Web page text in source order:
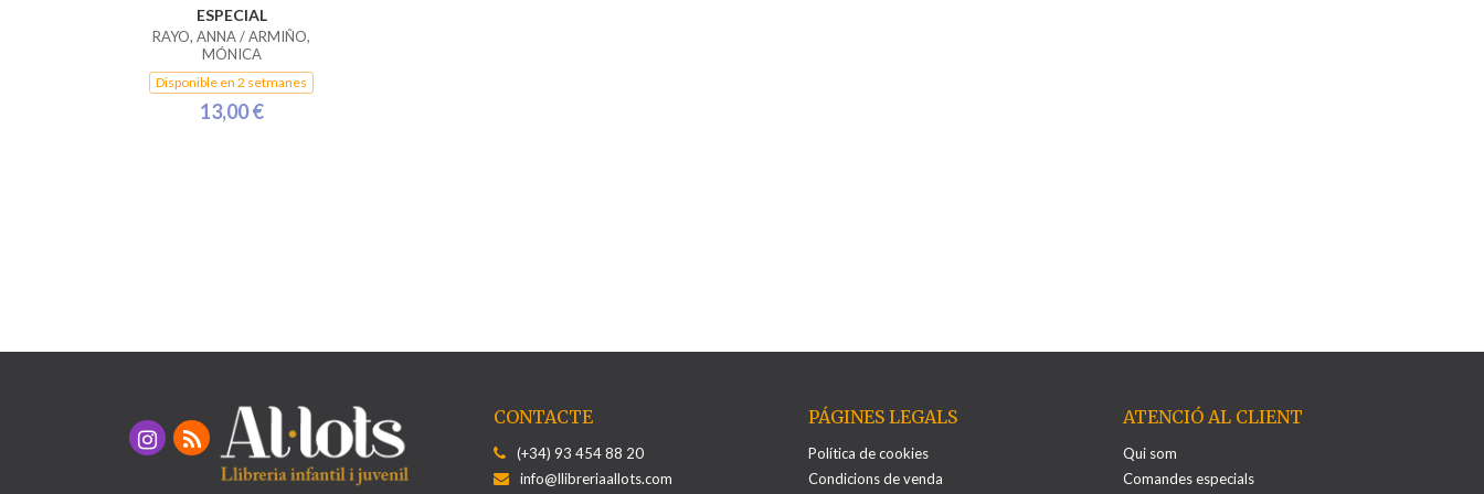
ESPECIAL
RAYO, ANNA / ARMIÑO,
MÓNICA
Disponible en 2 setmanes
13,00 €
CONTACTE
(+34) 93 454 88 20
info@llibreriaallots.com
PÁGINES LEGALS
Política de cookies
Condicions de venda
ATENCIÓ AL CLIENT
Qui som
Comandes especials